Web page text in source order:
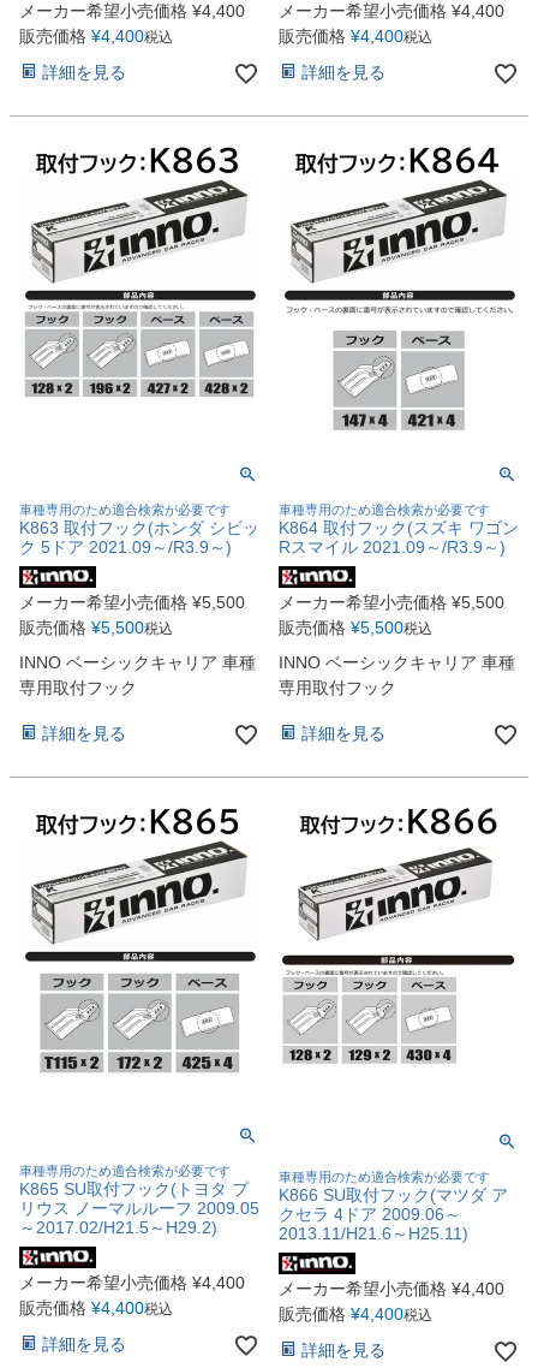
メーカー希望小売価格 ¥4,400
販売価格 ¥4,400税込
詳細を見る
メーカー希望小売価格 ¥4,400
販売価格 ¥4,400税込
詳細を見る
車種専用のため適合検索が必要です
K863 取付フック(ホンダ シビッ
ク 5ドア 2021.09～/R3.9～)
メーカー希望小売価格 ¥5,500
販売価格 ¥5,500税込
INNO ベーシックキャリア 車種
専用取付フック
詳細を見る
車種専用のため適合検索が必要です
K864 取付フック(スズキ ワゴン
Rスマイル 2021.09～/R3.9～)
メーカー希望小売価格 ¥5,500
販売価格 ¥5,500税込
INNO ベーシックキャリア 車種
専用取付フック
詳細を見る
車種専用のため適合検索が必要です
K865 SU取付フック(トヨタ プ
リウス ノーマルルーフ 2009.05
～2017.02/H21.5～H29.2)
メーカー希望小売価格 ¥4,400
販売価格 ¥4,400税込
詳細を見る
車種専用のため適合検索が必要です
K866 SU取付フック(マツダ ア
クセラ 4ドア 2009.06～
2013.11/H21.6～H25.11)
メーカー希望小売価格 ¥4,400
販売価格 ¥4,400税込
詳細を見る